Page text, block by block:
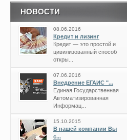
НОВОСТИ
08.06.2016
Кредит и лизинг
Кредит — это простой и
цивилизованный способ
откры...
07.06.2016
Внедрение ЕГАИС "...
Единая Государственная
Автоматизированная
Информац...
15.10.2015
В нашей компании Вы
с...